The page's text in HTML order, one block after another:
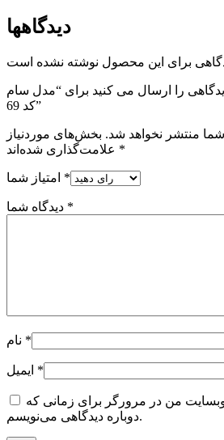
دیدگاهها
را ارسال می کنید برای “مدل سام
کد 69”
منتشر نخواهد شد. بخش‌های موردنیاز
*
*
*
*
*
وبسایت من در مرورگر برای زمانی که
دوباره دیدگاهی می‌نویسم.